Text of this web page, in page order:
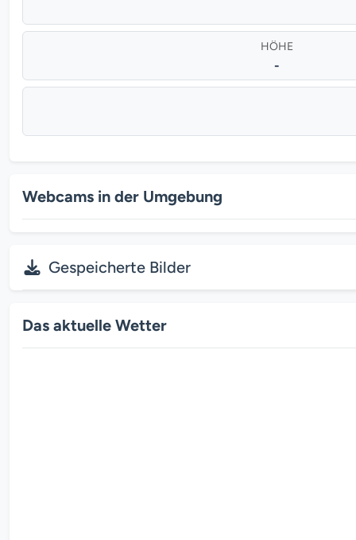
HÖHE
-
Webcams in der Umgebung
Gespeicherte Bilder
Das aktuelle Wetter